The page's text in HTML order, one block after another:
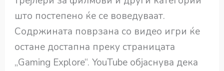
што постепено ќе се воведуваат.
Содржината поврзана со видео игри ќе
остане достапна преку страницата
„Gaming Explore“. YouTube објаснува дека